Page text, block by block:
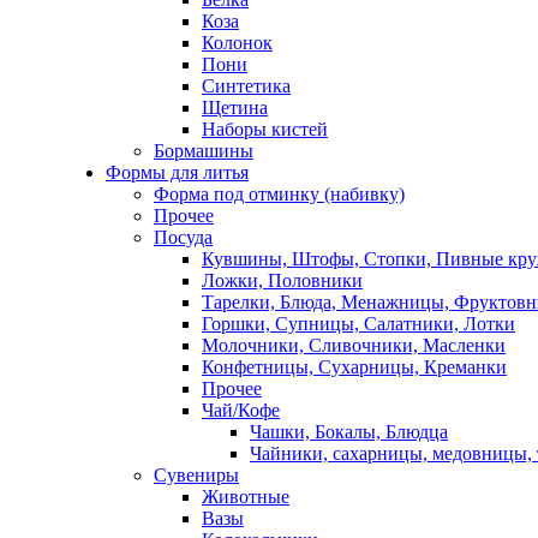
Коза
Колонок
Пони
Синтетика
Щетина
Наборы кистей
Бормашины
Формы для литья
Форма под отминку (набивку)
Прочее
Посуда
Кувшины, Штофы, Стопки, Пивные
Ложки, Половники
Тарелки, Блюда, Менажницы,
Горшки, Супницы, Салатники, Лотки
Молочники, Сливочники, Масленки
Конфетницы, Сухарницы, Креманки
Прочее
Чай/Кофе
Чашки, Бокалы, Блюдца
Чайники, сахарницы, медовницы,
Сувениры
Животные
Вазы